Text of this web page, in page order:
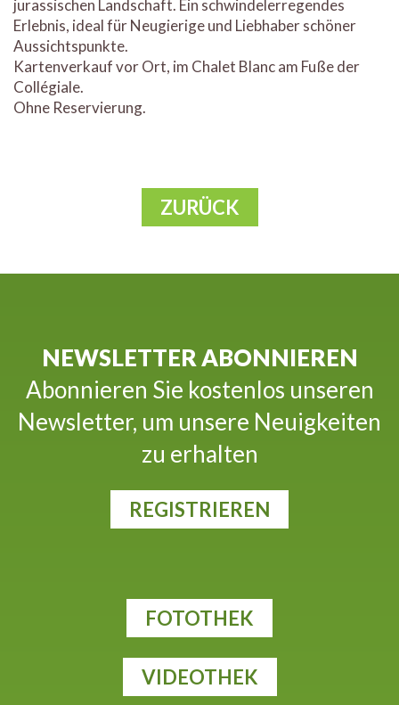
jurassischen Landschaft. Ein schwindelerregendes
Erlebnis, ideal für Neugierige und Liebhaber schöner
Aussichtspunkte.
Kartenverkauf vor Ort, im Chalet Blanc am Fuße der
Collégiale.
Ohne Reservierung.
ZURÜCK
NEWSLETTER ABONNIEREN
Abonnieren Sie kostenlos unseren
Newsletter, um unsere Neuigkeiten
zu erhalten
REGISTRIEREN
FOTOTHEK
VIDEOTHEK